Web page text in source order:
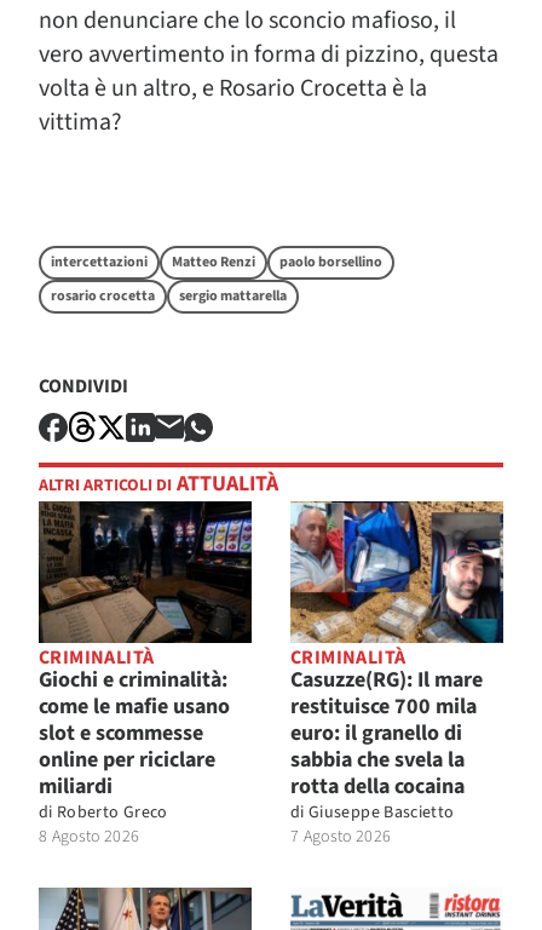
non denunciare che lo sconcio mafioso, il
vero avvertimento in forma di pizzino, questa
volta è un altro, e Rosario Crocetta è la
vittima?
intercettazioni Matteo Renzi
paolo borsellino
rosario crocetta
sergio mattarella
CONDIVIDI
ALTRI ARTICOLI DI ATTUALITÀ
CRIMINALITÀ
Giochi e criminalità:
come le mafie usano
slot e scommesse
online per riciclare
miliardi
di Roberto Greco
8 Agosto 2026
CRIMINALITÀ
Casuzze(RG): Il mare
restituisce 700 mila
euro: il granello di
sabbia che svela la
rotta della cocaina
di Giuseppe Bascietto
7 Agosto 2026